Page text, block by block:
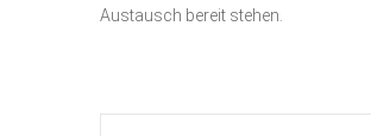
Austausch bereit stehen.